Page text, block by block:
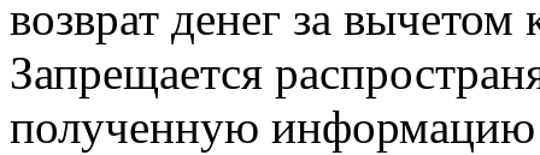
возврат денег за
Запрещается
полученную информацию